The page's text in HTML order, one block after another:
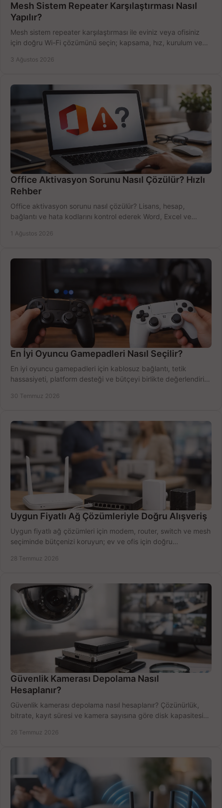
Mesh Sistem Repeater Karşılaştırması Nasıl
Yapılır?
Mesh sistem repeater karşılaştırması ile eviniz veya ofisiniz
için doğru Wi-Fi çözümünü seçin; kapsama, hız, kurulum ve
3 Ağustos 2026
Office Aktivasyon Sorunu Nasıl Çözülür? Hızlı
Rehber
Office aktivasyon sorunu nasıl çözülür? Lisans, hesap,
bağlantı ve hata kodlarını kontrol ederek Word, Excel ve
1 Ağustos 2026
En İyi Oyuncu Gamepadleri Nasıl Seçilir?
En iyi oyuncu gamepadleri için kablosuz bağlantı, tetik
hassasiyeti, platform desteği ve bütçeyi birlikte değerlendirin;
30 Temmuz 2026
Uygun Fiyatlı Ağ Çözümleriyle Doğru Alışveriş
Uygun fiyatlı ağ çözümleri için modem, router, switch ve mesh
seçiminde bütçenizi koruyun; ev ve ofis için doğru
28 Temmuz 2026
Güvenlik Kamerası Depolama Nasıl
Hesaplanır?
Güvenlik kamerası depolama nasıl hesaplanır? Çözünürlük,
bitrate, kayıt süresi ve kamera sayısına göre disk kapasitesini
26 Temmuz 2026